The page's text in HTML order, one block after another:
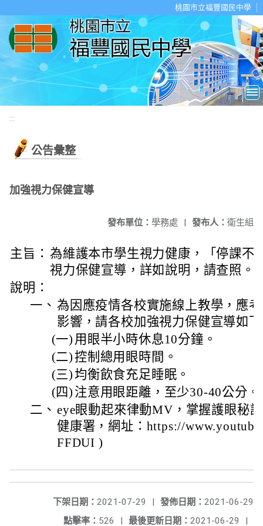
桃園市立福豐國民中學
:::
公告彙整
加強視力保健宣導
發布人： 衛生組
發布單位： 學務處 |
主旨： 為維護本市學生視力健康，「停課不
視力保健宣導，詳如說明，請查照。
說明：
一、 為因應疫情各校實施線上教學，應
影響，請各校加強視力保健宣導如
(一) 用眼半小時休息10分鐘。
(二)控制總用眼時間。
(三)均衡飲食充足睡眠。
(四) 注意用眼距離，至少30-40公分。
二、 eye眼動起來律動MV，掌握護眼秘
健康署，網址：https://
FFDUI )
發佈日期： 2021-06-29
下架日期： 2021-07-29
|
最後更新日期： 2021-06-29 |
點擊率： 526 |